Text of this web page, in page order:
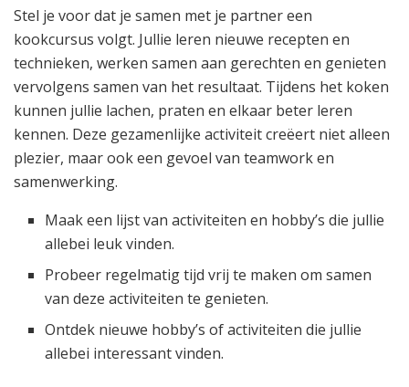
Stel je voor dat je samen met je partner een
kookcursus volgt. Jullie leren nieuwe recepten en
technieken, werken samen aan gerechten en genieten
vervolgens samen van het resultaat. Tijdens het koken
kunnen jullie lachen, praten en elkaar beter leren
kennen. Deze gezamenlijke activiteit creëert niet alleen
plezier, maar ook een gevoel van teamwork en
samenwerking.
Maak een lijst van activiteiten en hobby’s die jullie
allebei leuk vinden.
Probeer regelmatig tijd vrij te maken om samen
van deze activiteiten te genieten.
Ontdek nieuwe hobby’s of activiteiten die jullie
allebei interessant vinden.